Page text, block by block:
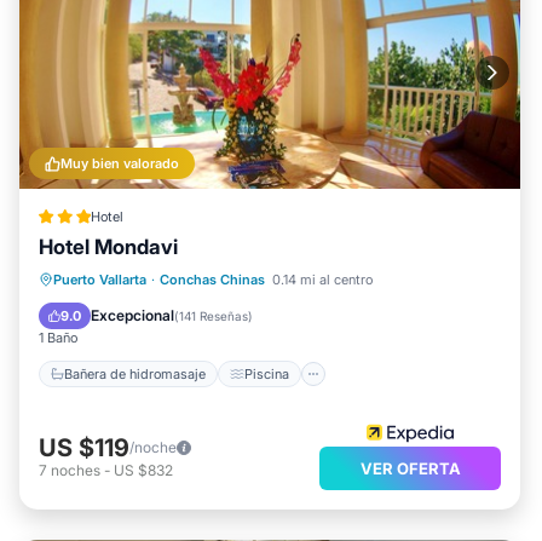
Muy bien valorado
Hotel
Hotel Mondavi
Puerto Vallarta · Conchas Chinas 0.14 mi al centro
9.0 Excepcional(141 Reseñas)
1 Baño
Bañera de hidromasaje Piscina
Bañera de hidromasaje
Piscina
Balcón/Terraza
US $119/noche
7 noches - US $832 VER OFERTA